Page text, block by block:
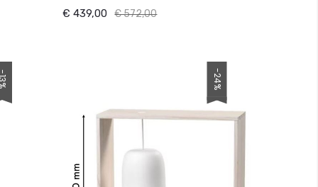
€ 439,00 € 572,00
-13% -24%